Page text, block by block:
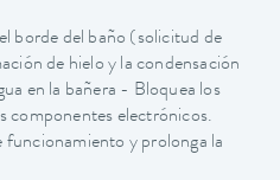
borde del baño (solicitud de
de hielo y la condensación
en la bañera - Bloquea los
componentes electrónicos.
funcionamiento y prolonga la